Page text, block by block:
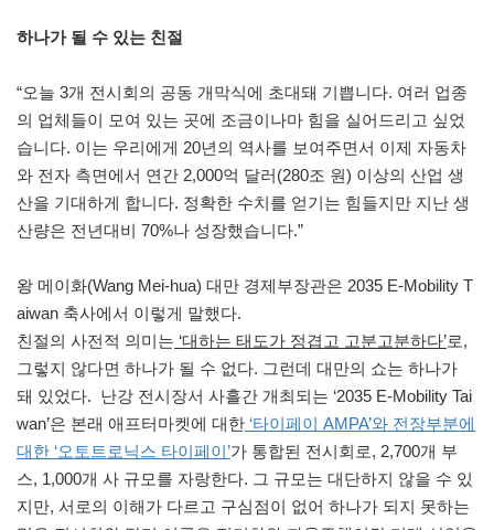
하나가 될 수 있는 친절
“오늘 3개 전시회의 공동 개막식에 초대돼 기쁩니다. 여러 업종
의 업체들이 모여 있는 곳에 조금이나마 힘을 실어드리고 싶었
습니다. 이는 우리에게 20년의 역사를 보여주면서 이제 자동차
와 전자 측면에서 연간 2,000억 달러(280조 원) 이상의 산업 생
산을 기대하게 합니다. 정확한 수치를 얻기는 힘들지만 지난 생
산량은 전년대비 70%나 성장했습니다.”
왕 메이화(Wang Mei-hua) 대만 경제부장관은 2035 E-Mobility T
aiwan 축사에서 이렇게 말했다.
친절의 사전적 의미는 ‘대하는 태도가 정겹고 고분고분하다’로,
그렇지 않다면 하나가 될 수 없다. 그런데 대만의 쇼는 하나가
돼 있었다. 난강 전시장서 사흘간 개최되는 ‘2035 E-Mobility Tai
wan’은 본래 애프터마켓에 대한 ‘타이페이 AMPA’와 전장부분에
대한 ‘오토트로닉스 타이페이’가 통합된 전시회로, 2,700개 부
스, 1,000개 사 규모를 자랑한다. 그 규모는 대단하지 않을 수 있
지만, 서로의 이해가 다르고 구심점이 없어 하나가 되지 못하는